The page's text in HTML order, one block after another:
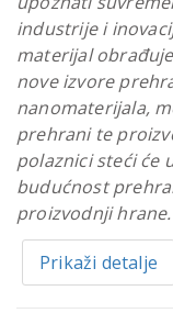
industrije i
materijal
nove izvore
nanomaterijala,
prehrani te
polaznici steći će
budućnost
proizvodnji hrane.
Prikaži detalje